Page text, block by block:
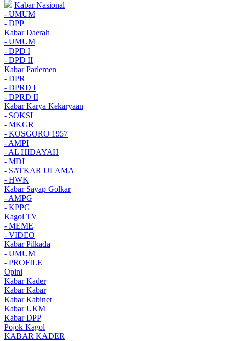
Kabar Nasional
- UMUM
- DPP
Kabar Daerah
- UMUM
- DPD I
- DPD II
Kabar Parlemen
- DPR
- DPRD I
- DPRD II
Kabar Karya Kekaryaan
- SOKSI
- MKGR
- KOSGORO 1957
- AMPI
- AL HIDAYAH
- MDI
- SATKAR ULAMA
- HWK
Kabar Sayap Golkar
- AMPG
- KPPG
Kagol TV
- MEME
- VIDEO
Kabar Pilkada
- UMUM
- PROFILE
Opini
Kabar Kader
Kabar Kabar
Kabar Kabinet
Kabar UKM
Kabar DPP
Pojok Kagol
KABAR KADER